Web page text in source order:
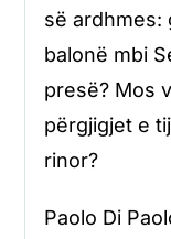
së ardhmes:
balonë mbi
presë? Mos
përgjigjet e
rinor?
Paolo Di